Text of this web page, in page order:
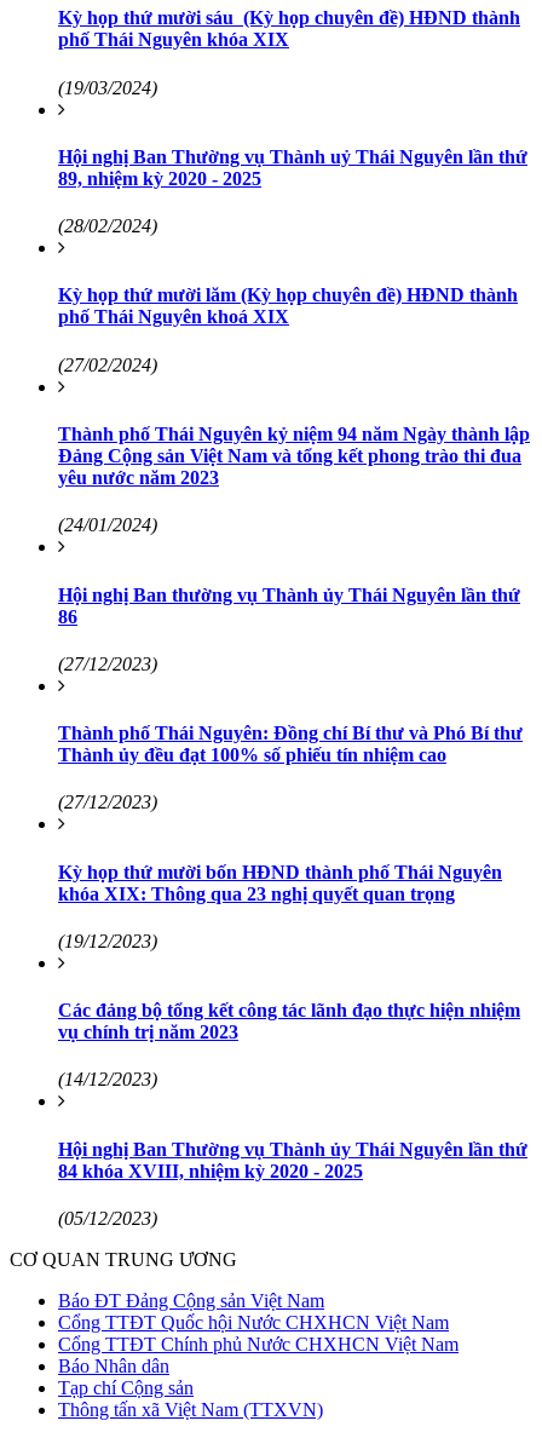
Kỳ họp thứ mười sáu (Kỳ họp chuyên đề) HĐND thành
phố Thái Nguyên khóa XIX
(19/03/2024)
Hội nghị Ban Thường vụ Thành uỷ Thái Nguyên lần thứ
89, nhiệm kỳ 2020 - 2025
(28/02/2024)
Kỳ họp thứ mười lăm (Kỳ họp chuyên đề) HĐND thành
phố Thái Nguyên khoá XIX
(27/02/2024)
Thành phố Thái Nguyên kỷ niệm 94 năm Ngày thành lập
Đảng Cộng sản Việt Nam và tổng kết phong trào thi đua
yêu nước năm 2023
(24/01/2024)
Hội nghị Ban thường vụ Thành ủy Thái Nguyên lần thứ
86
(27/12/2023)
Thành phố Thái Nguyên: Đồng chí Bí thư và Phó Bí thư
Thành ủy đều đạt 100% số phiếu tín nhiệm cao
(27/12/2023)
Kỳ họp thứ mười bốn HĐND thành phố Thái Nguyên
khóa XIX: Thông qua 23 nghị quyết quan trọng
(19/12/2023)
Các đảng bộ tổng kết công tác lãnh đạo thực hiện nhiệm
vụ chính trị năm 2023
(14/12/2023)
Hội nghị Ban Thường vụ Thành ủy Thái Nguyên lần thứ
84 khóa XVIII, nhiệm kỳ 2020 - 2025
(05/12/2023)
CƠ QUAN TRUNG ƯƠNG
Báo ĐT Đảng Cộng sản Việt Nam
Cổng TTĐT Quốc hội Nước CHXHCN Việt Nam
Cổng TTĐT Chính phủ Nước CHXHCN Việt Nam
Báo Nhân dân
Tạp chí Cộng sản
Thông tấn xã Việt Nam (TTXVN)